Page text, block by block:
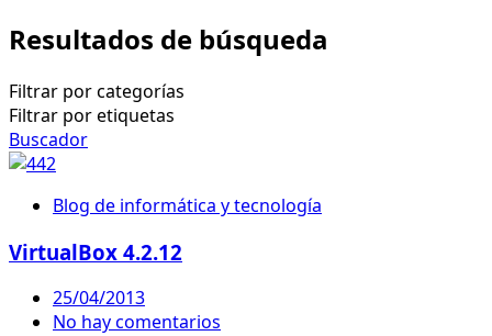
Resultados de búsqueda
Filtrar por categorías
Filtrar por etiquetas
Buscador
Blog de informática y tecnología
VirtualBox 4.2.12
25/04/2013
No hay comentarios